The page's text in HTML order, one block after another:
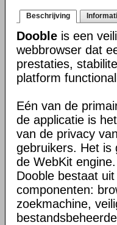
Beschrijving
Dooble is een
webbrowser dat
prestaties,
platform
Eén van de
de applicatie is
van de privacy
gebruikers. Het is
de WebKit engine.
Dooble bestaat uit
componenten:
zoekmachine,